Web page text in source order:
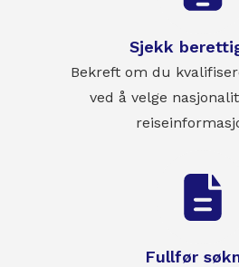
Sjekk
Bekreft om du
ved å velge
Fullfør